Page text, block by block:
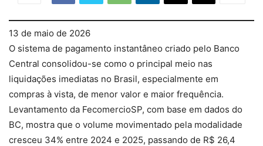
13 de maio de 2026
O sistema de pagamento instantâneo criado pelo Banco
Central consolidou-se como o principal meio nas
liquidações imediatas no Brasil, especialmente em
compras à vista, de menor valor e maior frequência.
Levantamento da FecomercioSP, com base em dados do
BC, mostra que o volume movimentado pela modalidade
cresceu 34% entre 2024 e 2025, passando de R$ 26,4